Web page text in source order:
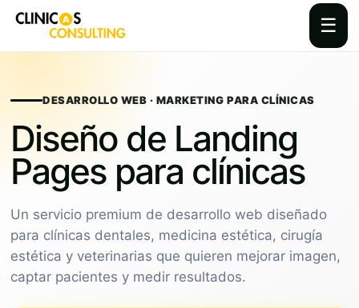
☰
contentDESARROLLO WEB · MARKETING PARA CLÍNICAS
Diseño de Landing
Pages para clínicas
Un servicio premium de desarrollo web diseñado
para clínicas dentales, medicina estética, cirugía
estética y veterinarias que quieren mejorar imagen,
captar pacientes y medir resultados.